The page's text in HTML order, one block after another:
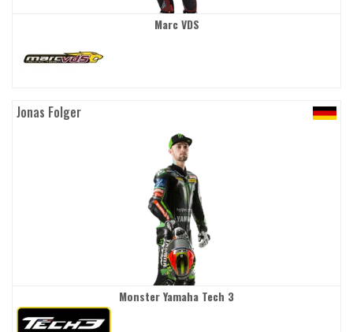
Marc VDS
Jonas Folger
Monster Yamaha Tech 3